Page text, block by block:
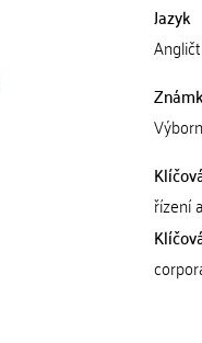
Jazyk
řízení